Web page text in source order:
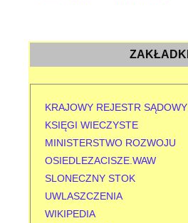
ZAKŁADKI
KRAJOWY REJESTR SĄDOWY
KSIĘGI WIECZYSTE
MINISTERSTWO ROZWOJU
OSIEDLEZACISZE.WAW
SLONECZNY STOK
UWLASZCZENIA
WIKIPEDIA